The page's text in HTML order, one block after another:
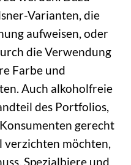
Varianten, die
aufweisen, oder
die Verwendung
Farbe und
Auch alkoholfreie
des Portfolios,
gerecht
möchten,
Spezialbiere und